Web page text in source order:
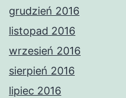
grudzień 2016
listopad 2016
wrzesień 2016
sierpień 2016
lipiec 2016